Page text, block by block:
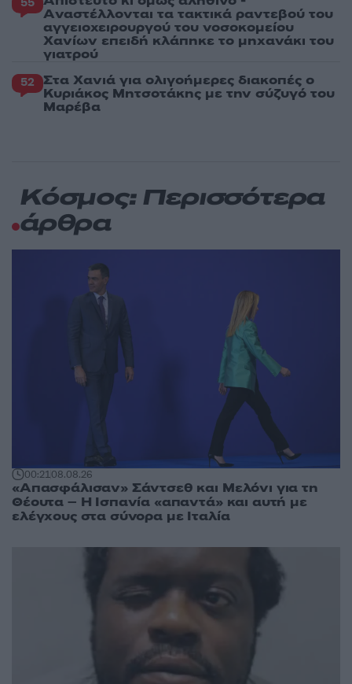
Aναστέλλονται τα τακτικά ραντεβού του
αγγειοχειρουργού του νοσοκομείου
Χανίων επειδή κλάπηκε το μηχανάκι του
γιατρού
52 Στα Χανιά για ολιγοήμερες διακοπές ο
Κυριάκος Μητσοτάκης με την σύζυγό του
Μαρέβα
Κόσμος: Περισσότερα
άρθρα
00:2108.08.26
«Απασφάλισαν» Σάντσεθ και Μελόνι για τη
Θέουτα – Η Ισπανία «απαντά» και αυτή με
ελέγχους στα σύνορα με Ιταλία